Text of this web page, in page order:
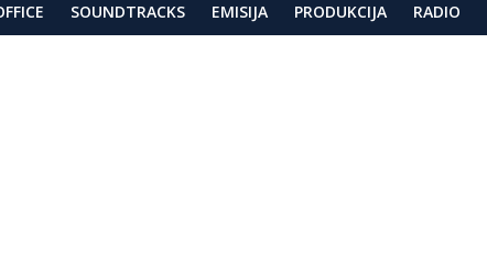
SOUNDTRACKS EMISIJA PRODUKCIJA RADIO